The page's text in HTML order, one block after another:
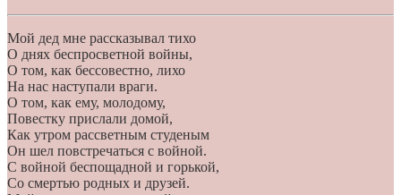
Мой дед мне рассказывал тихо
О днях беспросветной войны,
О том, как бессовестно, лихо
На нас наступали враги.
О том, как ему, молодому,
Повестку прислали домой,
Как утром рассветным студеным
Он шел повстречаться с войной.
С войной беспощадной и горькой,
Со смертью родных и друзей.